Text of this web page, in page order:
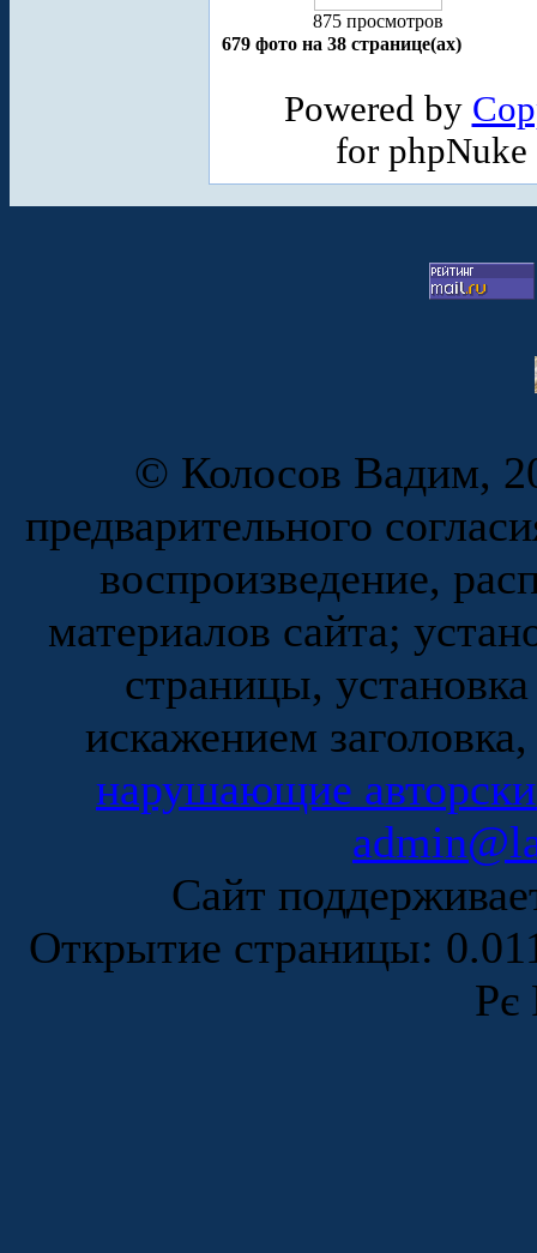
875 просмотров
679 фото на 38 странице(ах)
Powered by
for
© Колосов Вадим,
предварительного
воспроизведение,
материалов сайта;
страницы,
искажением
нарушающие
Сайт
Открытие страницы:
Рє